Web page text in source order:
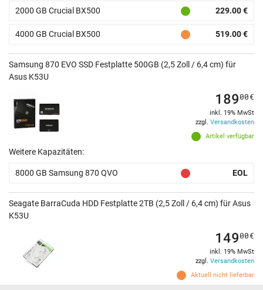
2000 GB Crucial BX500 229.00 €
4000 GB Crucial BX500 519.00 €
Samsung 870 EVO SSD Festplatte 500GB (2,5 Zoll / 6,4 cm) für
Asus K53U
Artikel verfügbar
18900€
inkl. 19% MwSt
zzgl. Versandkosten
Weitere Kapazitäten:
8000 GB Samsung 870 QVO EOL
Seagate BarraCuda HDD Festplatte 2TB (2,5 Zoll / 6,4 cm) für Asus
K53U
Aktuell nicht lieferbar
14900€
inkl. 19% MwSt
zzgl. Versandkosten